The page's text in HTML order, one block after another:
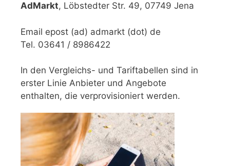
AdMarkt, Löbstedter Str. 49, 07749 Jena
Email epost (ad) admarkt (dot) de
Tel. 03641 / 8986422
In den Vergleichs- und Tariftabellen sind in
erster Linie Anbieter und Angebote
enthalten, die verprovisioniert werden.